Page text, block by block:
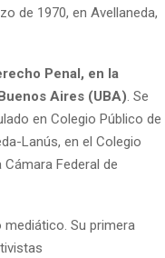
de 1970, en Avellaneda,
Penal, en la
Aires (UBA). Se
en Colegio Público de
Lanús, en el Colegio
Federal de
Su primera